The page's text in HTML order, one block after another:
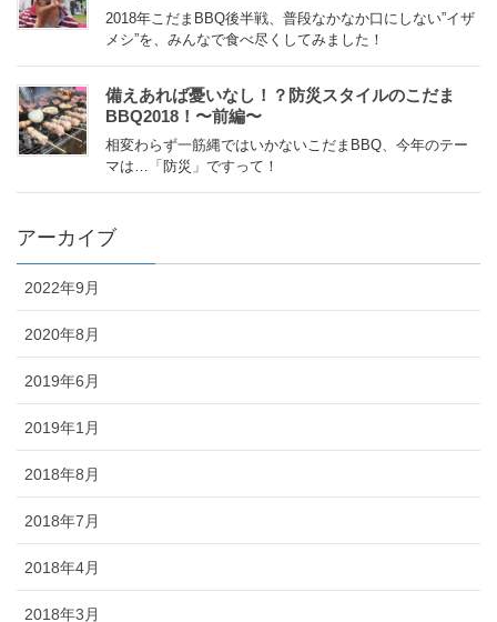
2018年こだまBBQ後半戦、普段なかなか口にしない”イザ
メシ”を、みんなで食べ尽くしてみました！
備えあれば憂いなし！？防災スタイルのこだま
BBQ2018！〜前編〜
相変わらず一筋縄ではいかないこだまBBQ、今年のテー
マは…「防災」ですって！
アーカイブ
2022年9月
2020年8月
2019年6月
2019年1月
2018年8月
2018年7月
2018年4月
2018年3月